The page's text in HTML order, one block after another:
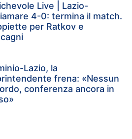
Live | Lazio-
4-0: termina il match.
per Ratkov e
Lazio, la
frena: «Nessun
conferenza ancora in